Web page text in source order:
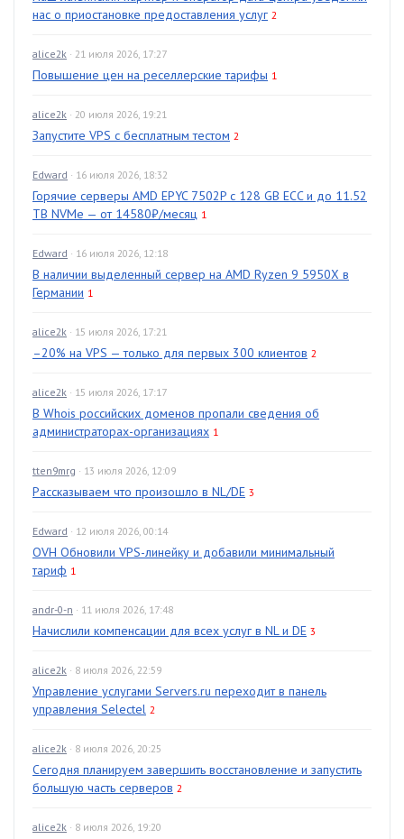
нас о приостановке предоставления услуг 2
alice2k · 21 июля 2026, 17:27
Повышение цен на реселлерские тарифы 1
alice2k · 20 июля 2026, 19:21
Запустите VPS с бесплатным тестом 2
Edward · 16 июля 2026, 18:32
Горячие серверы AMD EPYC 7502P с 128 GB ECC и до 11.52
TB NVMe — от 14580₽/месяц 1
Edward · 16 июля 2026, 12:18
В наличии выделенный сервер на AMD Ryzen 9 5950X в
Германии 1
alice2k · 15 июля 2026, 17:21
–20% на VPS — только для первых 300 клиентов 2
alice2k · 15 июля 2026, 17:17
В Whois российских доменов пропали сведения об
администраторах-организациях 1
tten9mrg · 13 июля 2026, 12:09
Рассказываем что произошло в NL/DE 3
Edward · 12 июля 2026, 00:14
OVH Обновили VPS-линейку и добавили минимальный
тариф 1
andr-0-n · 11 июля 2026, 17:48
Начислили компенсации для всех услуг в NL и DE 3
alice2k · 8 июля 2026, 22:59
Управление услугами Servers.ru переходит в панель
управления Selectel 2
alice2k · 8 июля 2026, 20:25
Сегодня планируем завершить восстановление и запустить
большую часть серверов 2
alice2k · 8 июля 2026, 19:20